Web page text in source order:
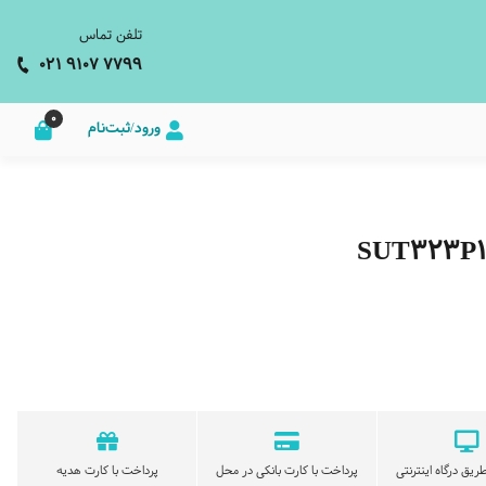
تلفن تماس
021 9107 7799
ورود/ثبت‌نام 0
درگاه اینترنتی
پرداخت با کارت بانکی در محل
پرداخت با کارت هدیه